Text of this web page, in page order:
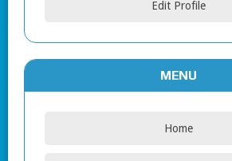
Edit Profile
MENU
Home